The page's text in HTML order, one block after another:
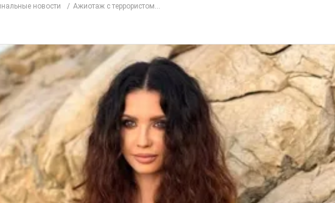
новости Ажиотаж с террористом...